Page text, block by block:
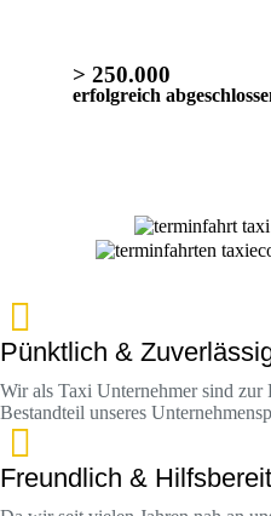
> 250.000
erfolgreich
Pünktlich &
Wir als Taxi Unternehmer sind
Bestandteil unseres
Freundlich & Hilfsbereit